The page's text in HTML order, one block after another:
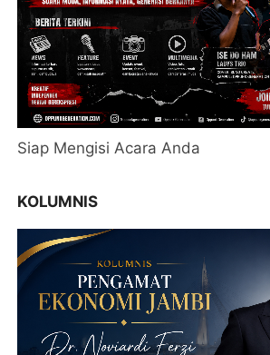
Siap Mengisi Acara Anda
KOLUMNIS